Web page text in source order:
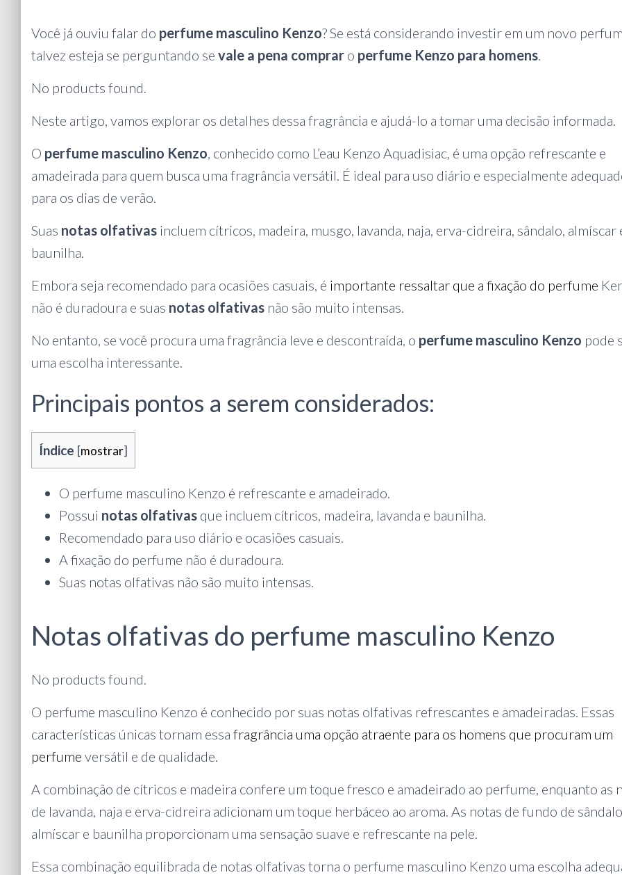
Você já ouviu falar do perfume masculino Kenzo? Se está considerando investir em um novo
talvez esteja se perguntando se vale a pena comprar o perfume Kenzo para homens.
No products found.
Neste artigo, vamos explorar os detalhes dessa fragrância e ajudá-lo a tomar uma decisão informada.
O perfume masculino Kenzo, conhecido como L’eau Kenzo Aquadisiac, é uma opção refrescante e
amadeirada para quem busca uma fragrância versátil. É ideal para uso diário e especialmente
para os dias de verão.
Suas notas olfativas incluem cítricos, madeira, musgo, lavanda, naja, erva-cidreira, sândalo, almíscar
baunilha.
Embora seja recomendado para ocasiões casuais, é importante ressaltar que a fixação do perfume
não é duradoura e suas notas olfativas não são muito intensas.
No entanto, se você procura uma fragrância leve e descontraída, o perfume masculino Kenzo pode
uma escolha interessante.
Principais pontos a serem considerados:
Índice [mostrar]
O perfume masculino Kenzo é refrescante e amadeirado.
Possui notas olfativas que incluem cítricos, madeira, lavanda e baunilha.
Recomendado para uso diário e ocasiões casuais.
A fixação do perfume não é duradoura.
Suas notas olfativas não são muito intensas.
Notas olfativas do perfume masculino Kenzo
No products found.
O perfume masculino Kenzo é conhecido por suas notas olfativas refrescantes e amadeiradas. Essas
características únicas tornam essa fragrância uma opção atraente para os homens que procuram um
perfume versátil e de qualidade.
A combinação de cítricos e madeira confere um toque fresco e amadeirado ao perfume, enquanto as
de lavanda, naja e erva-cidreira adicionam um toque herbáceo ao aroma. As notas de fundo de
almíscar e baunilha proporcionam uma sensação suave e refrescante na pele.
Essa combinação equilibrada de notas olfativas torna o perfume masculino Kenzo uma escolha